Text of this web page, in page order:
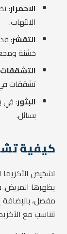
الاحمرار:
الالتهاب.
التقشر:
خشنة
التشققات
تشققات
البثور: في
بسائل.
كيفية
تشخيص الأكزيما
يظهرها المريض.
مفصل، بالإضافة
تتناسب مع